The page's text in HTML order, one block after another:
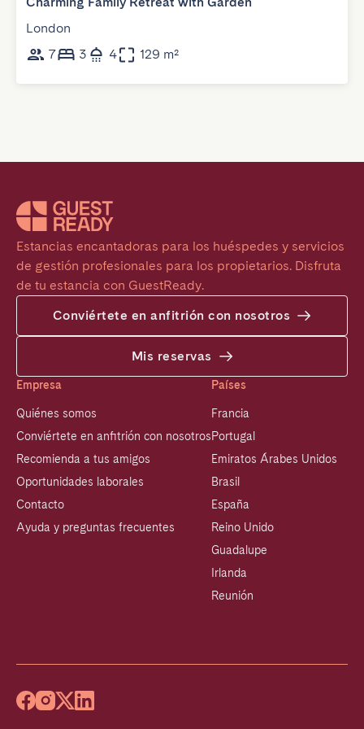
London
7
3 4 129 m²
Estancias encantadoras para los huéspedes y servicios
de gestión profesionales para los propietarios. Disfruta
de tu estancia con GuestReady.
Conviértete en anfitrión con nosotros
Mis reservas
Empresa
Quiénes somos
Conviértete en anfitrión con nosotros
Recomienda a tus amigos
Oportunidades laborales
Contacto
Ayuda y preguntas frecuentes
Países
Francia
Portugal
Emiratos Árabes Unidos
Brasil
España
Reino Unido
Guadalupe
Irlanda
Reunión